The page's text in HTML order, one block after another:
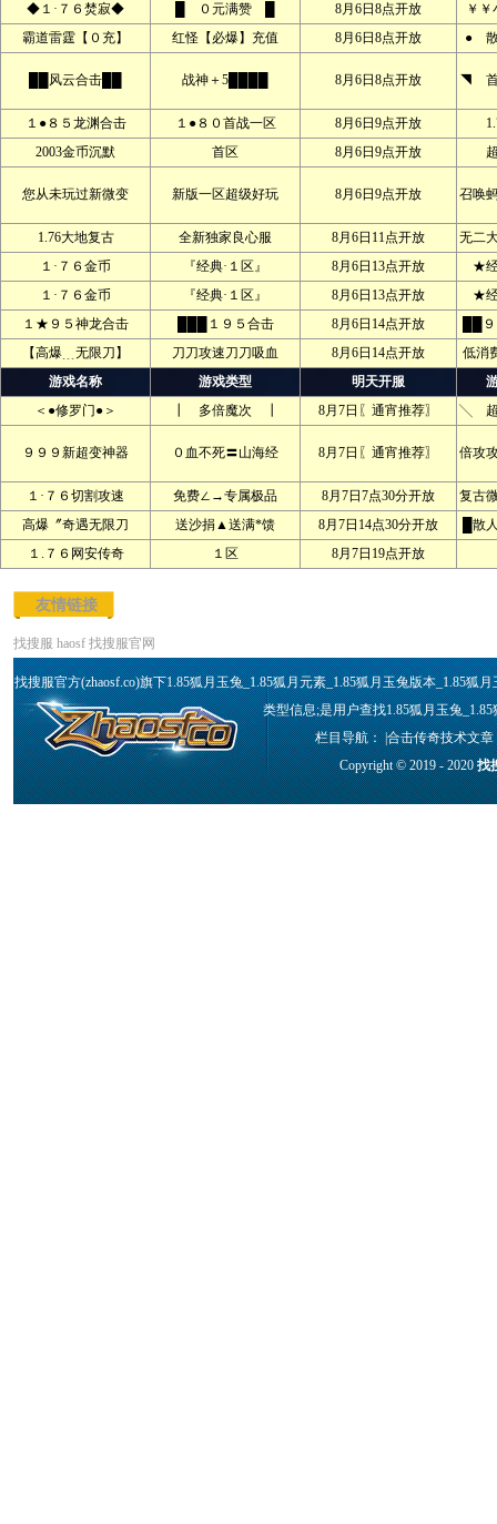
◆１·７６焚寂◆ █ ０元满赞 █ 8月6日8点开放
￥
霸道雷霆【０充】
红怪【必爆】充值 8月6日8点开放 ●
██风云合击██ 战神＋5████ 8月6日8点开放 ◥
１●８５龙渊合击 １●８０首战一区 8月6日9点开放
2003金币沉默
首区 8月6日9点开放
您从未玩过新微变 新版一区超级好玩 8月6日9点开放 召唤
1.76大地复古 全新独家良心服 8月6日11点开放
无二
１·７６金币
『经典·１区』 8月6日13点开放
★
１·７６金币
『经典·１区』 8月6日13点开放
★
１★９５神龙合击
███１９５合击 8月6日14点开放
██
【高爆﹍无限刀】
刀刀攻速刀刀吸血 8月6日14点开放
低消
游戏名称
游戏类型 明天开服
＜●修罗门●＞
┃ 多倍魔次 ┃ 8月7日〖通宵推荐〗 ╲ 超
９９９新超变神器 ０血不死〓山海经 8月7日〖通宵推荐〗 倍攻
１·７６切割攻速 免费∠→专属极品 8月7日7点30分开放
复古
高爆〞奇遇无限刀
送沙捐▲送满*馈 8月7日14点30分开放
█散
１.７６网安传奇
１区 8月7日19点开放
友情链接
找搜服 haosf 找搜服官网
找搜服官方(zhaosf.co)旗下1.85狐月玉兔_1.85狐月元素_1.85狐月玉兔版本_1.85
类型信息;是用户查找1.85狐月玉兔
栏目导航： |合击传奇技术文章
Copyright © 2019 - 2020找